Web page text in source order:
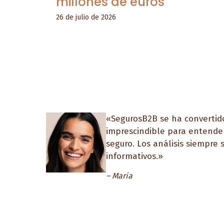
26 de julio de 2026
«SegurosB2B se ha
imprescindible para
seguro. Los análisis
informativos.»
– Maria